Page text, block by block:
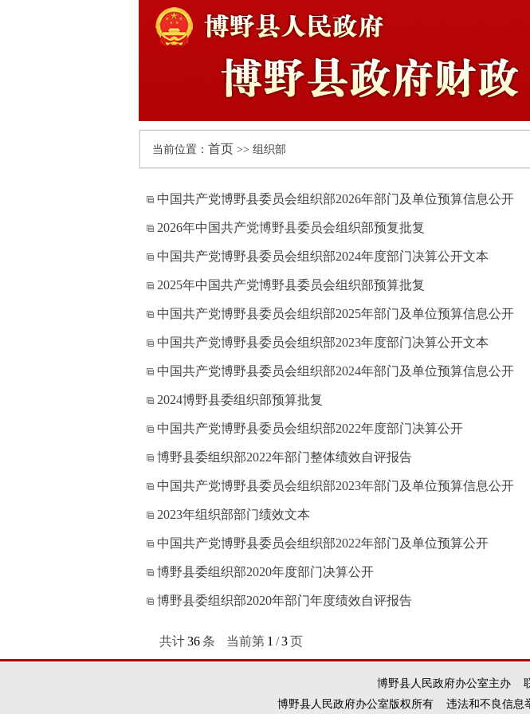
当前位置： 首页 >> 组织部
中国共产党博野县委员会组织部2026年部门及单位预算信息公开
2026年中国共产党博野县委员会组织部预复批复
中国共产党博野县委员会组织部2024年度部门决算公开文本
2025年中国共产党博野县委员会组织部预算批复
中国共产党博野县委员会组织部2025年部门及单位预算信息公开
中国共产党博野县委员会组织部2023年度部门决算公开文本
中国共产党博野县委员会组织部2024年部门及单位预算信息公开
2024博野县委组织部预算批复
中国共产党博野县委员会组织部2022年度部门决算公开
博野县委组织部2022年部门整体绩效自评报告
中国共产党博野县委员会组织部2023年部门及单位预算信息公开
2023年组织部部门绩效文本
中国共产党博野县委员会组织部2022年部门及单位预算公开
博野县委组织部2020年度部门决算公开
博野县委组织部2020年部门年度绩效自评报告
共计36条 当前第 1 /3页
博野县人民政府办公室主办
博野县人民政府办公室版权所有 违法和不良信息举